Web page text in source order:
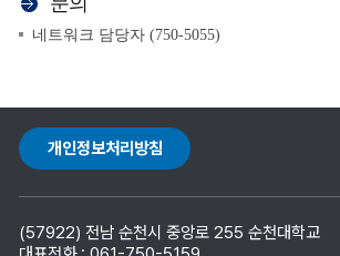
네트워크 담당자 (750-5055)
개인정보처리방침
(57922) 전남 순천시 중앙로 255 순천대학교